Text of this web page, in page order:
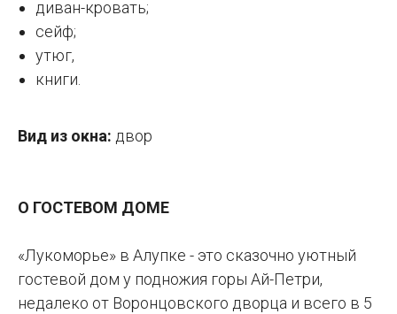
диван-кровать;
сейф;
утюг,
книги.
Вид из окна: двор
О ГОСТЕВОМ ДОМЕ
«Лукоморье» в Алупке - это сказочно уютный
гостевой дом у подножия горы Ай-Петри,
недалеко от Воронцовского дворца и всего в 5